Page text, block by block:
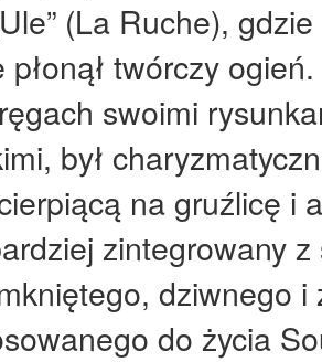
(La Ruche),
twórczy
swoimi
był
na gruźlicę i
zintegrowany
dziwnego i
do życia